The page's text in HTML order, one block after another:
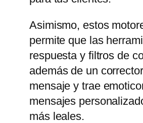
Asimismo, estos
permite que las
respuesta y filtros de
además de un
mensaje y trae
mensajes
más leales.